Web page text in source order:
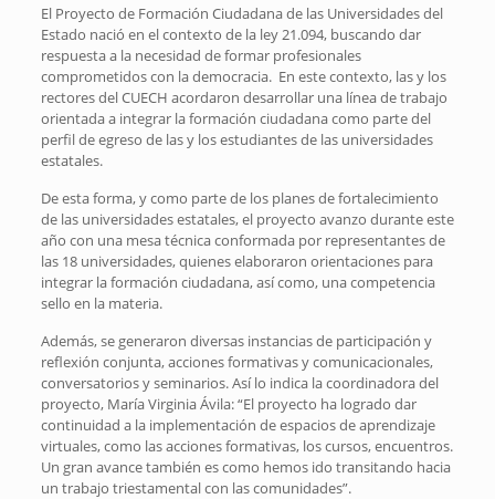
El Proyecto de Formación Ciudadana de las Universidades del
Estado nació en el contexto de la ley 21.094, buscando dar
respuesta a la necesidad de formar profesionales
comprometidos con la democracia. En este contexto, las y los
rectores del CUECH acordaron desarrollar una línea de trabajo
orientada a integrar la formación ciudadana como parte del
perfil de egreso de las y los estudiantes de las universidades
estatales.
De esta forma, y como parte de los planes de fortalecimiento
de las universidades estatales, el proyecto avanzo durante este
año con una mesa técnica conformada por representantes de
las 18 universidades, quienes elaboraron orientaciones para
integrar la formación ciudadana, así como, una competencia
sello en la materia.
Además, se generaron diversas instancias de participación y
reflexión conjunta, acciones formativas y comunicacionales,
conversatorios y seminarios. Así lo indica la coordinadora del
proyecto, María Virginia Ávila: “El proyecto ha logrado dar
continuidad a la implementación de espacios de aprendizaje
virtuales, como las acciones formativas, los cursos, encuentros.
Un gran avance también es como hemos ido transitando hacia
un trabajo triestamental con las comunidades”.